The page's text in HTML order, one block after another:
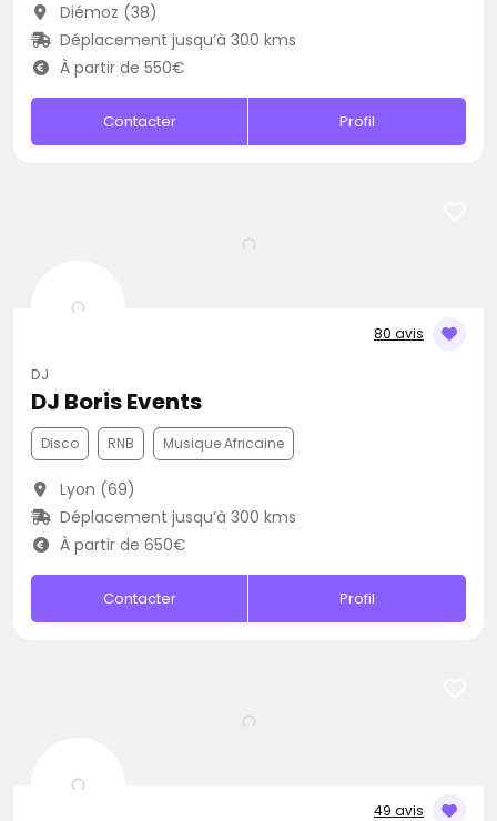
Diémoz (38)
Déplacement jusqu’à 300 kms
À partir de 550€
Contacter Profil
80 avis
DJ
DJ Boris Events
Disco RNB Musique Africaine
Lyon (69)
Déplacement jusqu’à 300 kms
À partir de 650€
Contacter Profil
49 avis